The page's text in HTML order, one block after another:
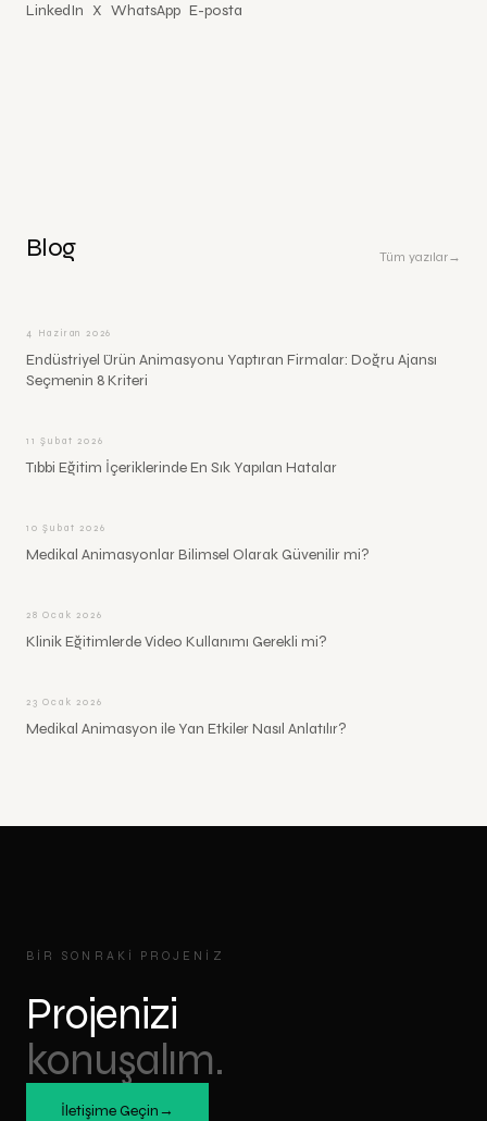
LinkedIn X WhatsApp E-posta
Blog Tüm yazılar→
4 Haziran 2026
Endüstriyel Ürün Animasyonu Yaptıran Firmalar: Doğru Ajansı
Seçmenin 8 Kriteri
11 Şubat 2026
Tıbbi Eğitim İçeriklerinde En Sık Yapılan Hatalar
10 Şubat 2026
Medikal Animasyonlar Bilimsel Olarak Güvenilir mi?
28 Ocak 2026
Klinik Eğitimlerde Video Kullanımı Gerekli mi?
23 Ocak 2026
Medikal Animasyon ile Yan Etkiler Nasıl Anlatılır?
BIR SONRAKI PROJENIZ
Projenizi
konuşalım.
İletişime Geçin→